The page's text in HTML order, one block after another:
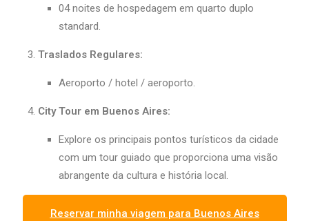
04 noites de hospedagem em quarto duplo
standard.
Traslados Regulares:
Aeroporto / hotel / aeroporto.
City Tour em Buenos Aires:
Explore os principais pontos turísticos da cidade
com um tour guiado que proporciona uma visão
abrangente da cultura e história local.
Reservar minha viagem para Buenos Aires